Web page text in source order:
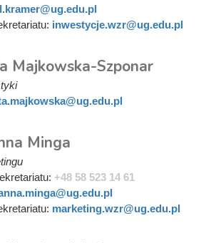
inwestycje.wzr@ug.edu.pl
Majkowska-Szponar
Minga
+48 58 523 14 61
marketing.wzr@ug.edu.pl